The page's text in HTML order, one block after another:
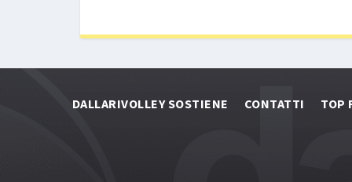
DALLARIVOLLEY SOSTIENE CONTATTI TOP